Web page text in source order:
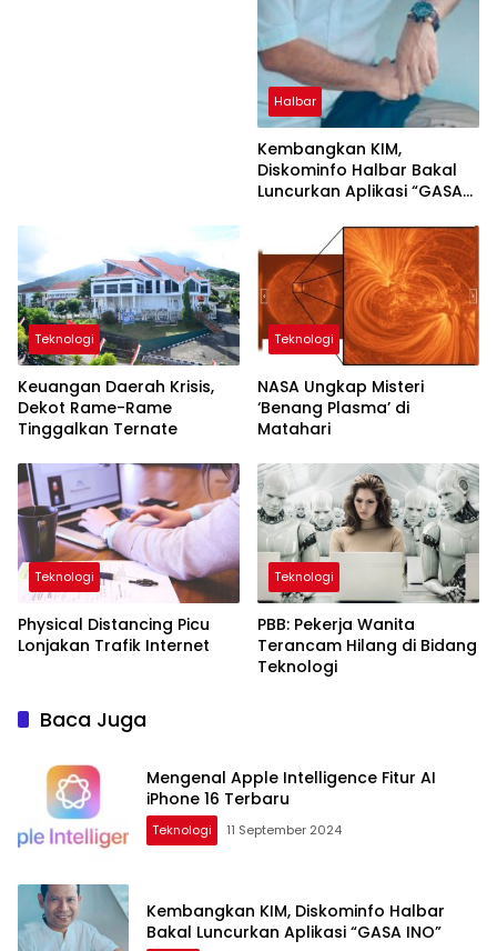
Halbar
Kembangkan KIM,
Diskominfo Halbar Bakal
Luncurkan Aplikasi “GASA
Teknologi
Keuangan Daerah Krisis,
Dekot Rame-Rame
Tinggalkan Ternate
Teknologi
NASA Ungkap Misteri
‘Benang Plasma’ di
Matahari
Teknologi
Physical Distancing Picu
Lonjakan Trafik Internet
Teknologi
PBB: Pekerja Wanita
Terancam Hilang di Bidang
Teknologi
Baca Juga
Mengenal Apple Intelligence Fitur AI
iPhone 16 Terbaru
Teknologi 11 September 2024
Kembangkan KIM, Diskominfo Halbar
Bakal Luncurkan Aplikasi “GASA INO”